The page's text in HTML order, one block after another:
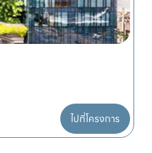
ไปที่โครงการ